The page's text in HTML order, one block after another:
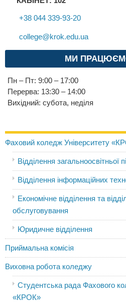
+38 044 339-93-20
college@krok.edu.ua
МИ
Пн – Пт: 9:00 – 17:00
Перерва: 13:30 – 14:00
Вихідний: субота, неділя
Фаховий коледж Університету
Відділення загальноосвітньої
Відділення інформаційних
Економічне відділення та
обслуговування
Юридичне відділення
Приймальна комісія
Виховна робота коледжу
Студентська рада Фахового
«КРОК»